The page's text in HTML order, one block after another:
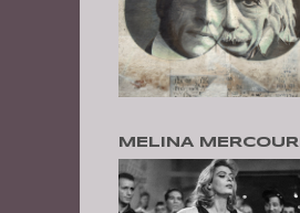
MELINA MERCOURI